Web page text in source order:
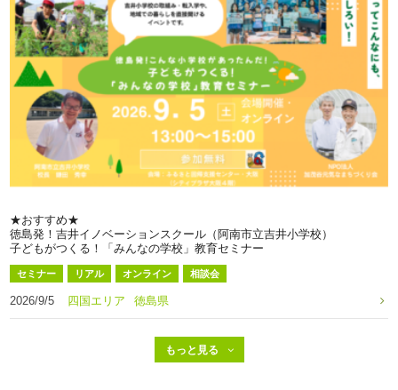
★おすすめ★
徳島発！吉井イノベーションスクール（阿南市立吉井小学校）
子どもがつくる！「みんなの学校」教育セミナー
セミナー リアル オンライン 相談会
2026/9/5 四国エリア 徳島県